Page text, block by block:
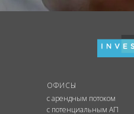
ОФИСЫ
с арендным потоком
с потенциальным АП